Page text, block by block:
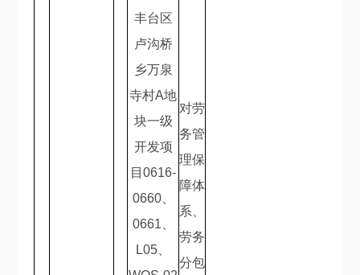
丰台区
卢沟桥
乡万泉
寺村A地
块一级
开发项
目0616-
0660、
0661
L05
对劳
务管
理保
障体
系、
劳务
分包